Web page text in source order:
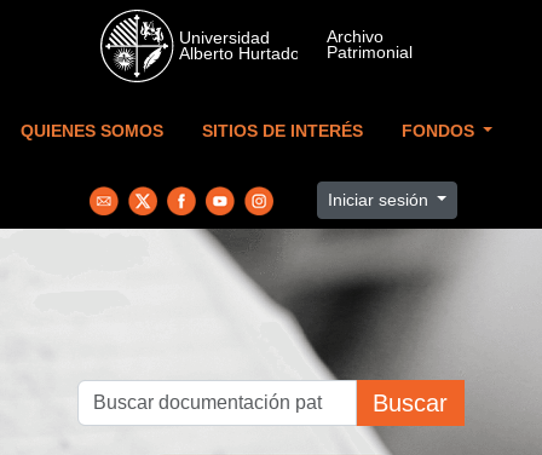
Skip to main content
QUIENES SOMOS SITIOS DE INTERÉS FONDOS
Iniciar sesión
Buscar